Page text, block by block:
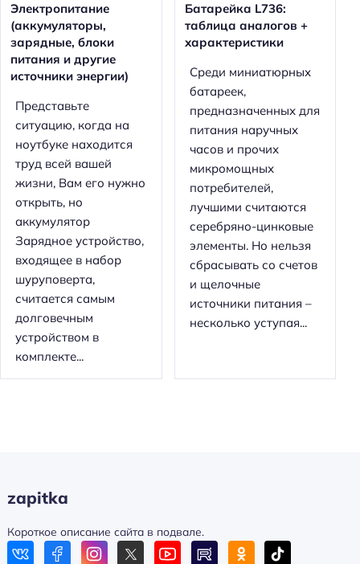
Электропитание
(аккумуляторы,
зарядные, блоки
питания и другие
источники энергии)
Представьте
ситуацию, когда на
ноутбуке находится
труд всей вашей
жизни, Вам его нужно
открыть, но
аккумулятор
Зарядное устройство,
входящее в набор
шуруповерта,
считается самым
долговечным
устройством в
комплекте...
Батарейка L736:
таблица аналогов +
характеристики
Среди миниатюрных
батареек,
предназначенных для
питания наручных
часов и прочих
микромощных
потребителей,
лучшими считаются
серебряно-цинковые
элементы. Но нельзя
сбрасывать со счетов
и щелочные
источники питания –
несколько уступая...
zapitka
Короткое описание сайта в подвале.